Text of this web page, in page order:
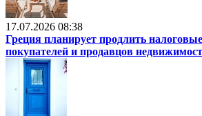
17.07.2026 08:38
Греция планирует продлить
покупателей и продавцов